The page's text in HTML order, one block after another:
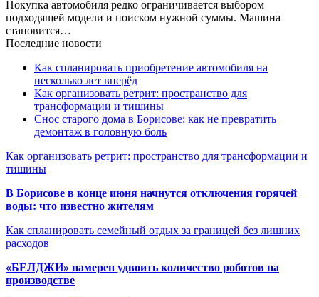
Покупка автомобиля редко ограничивается выбором
подходящей модели и поиском нужной суммы. Машина
становится…
Последние новости
Как спланировать приобретение автомобиля на
несколько лет вперёд
Как организовать ретрит: пространство для
трансформации и тишины
Снос старого дома в Борисове: как не превратить
демонтаж в головную боль
Как организовать ретрит: пространство для трансформации и
тишины
В Борисове в конце июня начнутся отключения горячей
воды: что известно жителям
Как спланировать семейный отдых за границей без лишних
расходов
«БЕЛДЖИ» намерен удвоить количество роботов на
производстве